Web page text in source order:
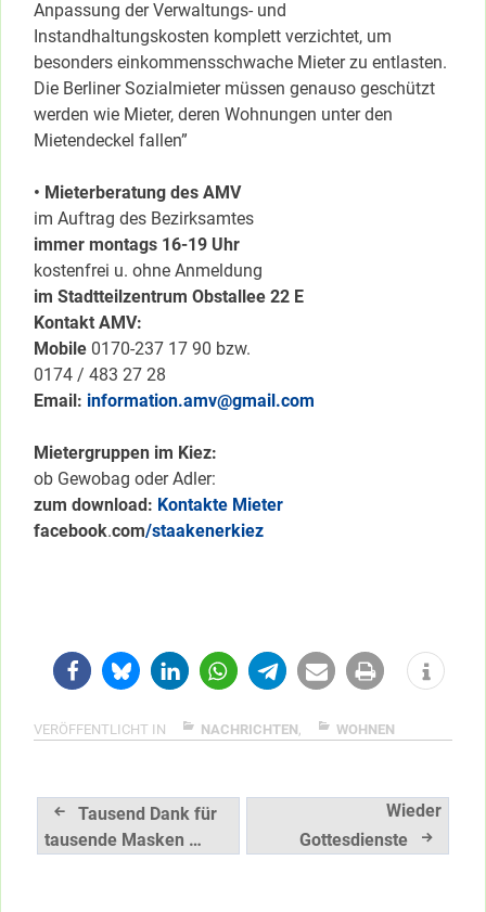
Anpassung der Verwaltungs- und
Instandhaltungskosten komplett verzichtet, um
besonders einkommensschwache Mieter zu entlasten.
Die Berliner Sozialmieter müssen genauso geschützt
werden wie Mieter, deren Wohnungen unter den
Mietendeckel fallen”
• Mieterberatung des AMV
im Auftrag des Bezirksamtes
immer montags 16-19 Uhr
kostenfrei u. ohne Anmeldung
im Stadtteilzentrum Obstallee 22 E
Kontakt AMV:
Mobile 0170-237 17 90 bzw.
0174 / 483 27 28
Email: information.amv@gmail.com
Mietergruppen im Kiez:
ob Gewobag oder Adler:
zum download: Kontakte Mieter
facebook.com/staakenerkiez
VERÖFFENTLICHT IN NACHRICHTEN WOHNEN
Beitragsnavigation
Tausend Dank für
tausende Masken …
Wieder
Gottesdienste